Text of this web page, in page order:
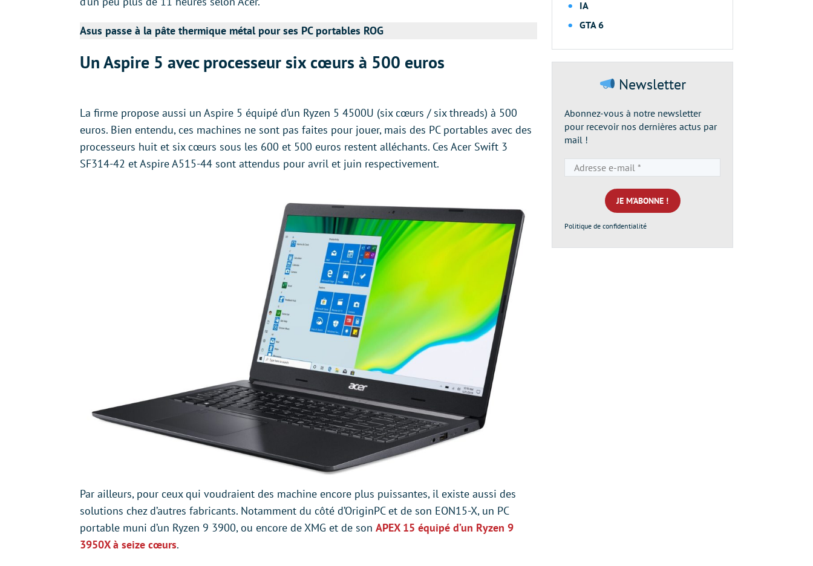
Asus passe à la pâte thermique métal pour ses PC portables ROG
Un Aspire 5 avec processeur six cœurs à 500 euros
La firme propose aussi un Aspire 5 équipé d’un Ryzen 5 4500U (six cœurs / six threads) à 500
euros. Bien entendu, ces machines ne sont pas faites pour jouer, mais des PC portables avec des
processeurs huit et six cœurs sous les 600 et 500 euros restent alléchants. Ces Acer Swift 3
SF314-42 et Aspire A515-44 sont attendus pour avril et juin respectivement.
Par ailleurs, pour ceux qui voudraient des machine encore plus puissantes, il existe aussi des
solutions chez d’autres fabricants. Notamment du côté d’OriginPC et de son EON15-X, un PC
portable muni d’un Ryzen 9 3900, ou encore de XMG et de son APEX 15 équipé d’un Ryzen 9
3950X à seize cœurs.
IA
GTA 6
Newsletter
Abonnez-vous à notre newsletter
pour recevoir nos dernières actus par
mail !
e-
mail
*
Politique de confidentialité